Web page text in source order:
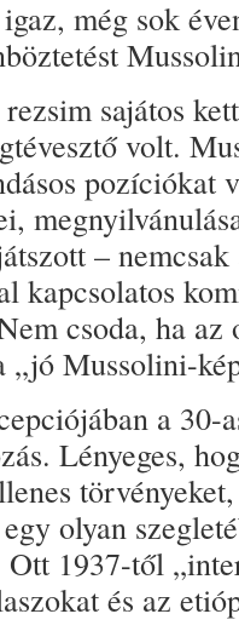
még sok
sajátos
volt.
pozíciókat
–
kapcsolatos
csoda, ha az
„jó Mussolini-
a 30-
Lényeges,
olyan
1937-től
és az